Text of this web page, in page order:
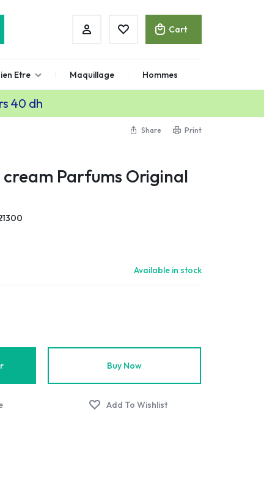
Cart
Etre Maquillage Hommes
40 dh
Share Print
Parfums Original
Available in stock
Buy Now